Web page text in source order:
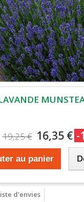
19,25 € 16,35 € -
au panier
d'envies